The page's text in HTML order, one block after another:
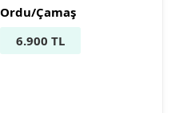
Ordu/Çamaş
6.900 TL